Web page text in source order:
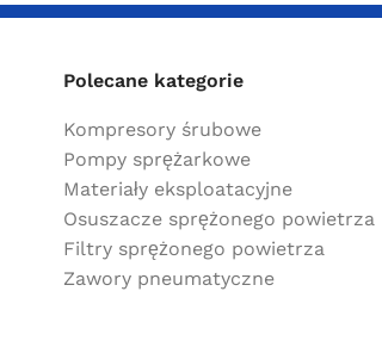
Polecane kategorie
Kompresory śrubowe
Pompy sprężarkowe
Materiały eksploatacyjne
Osuszacze sprężonego powietrza
Filtry sprężonego powietrza
Zawory pneumatyczne